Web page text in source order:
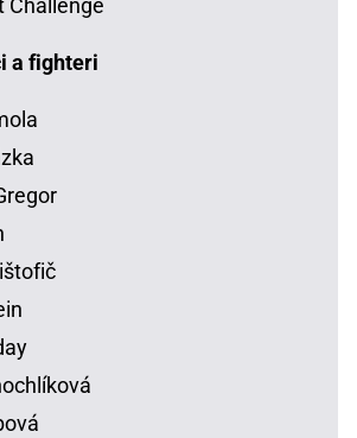
Challenge
a fighteri